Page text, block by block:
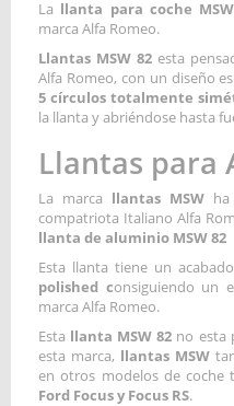
La llanta para coche
marca Alfa Romeo.
Llantas MSW 82 esta
Alfa Romeo, con un diseño
5 círculos totalmente
la llanta y abriéndose hasta
Llantas para
La marca llantas MSWha
compatriota Italiano Alfa
llanta de aluminio MSW 82
Esta llanta tiene un
polished consiguiendo un
marca Alfa Romeo.
Esta llanta MSW 82 no esta
esta marca, llantas MSW
en otros modelos de coche
Ford Focus y Focus RS.